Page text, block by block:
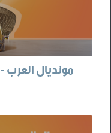
مونديال العرب -12/18/2025 4:58:03 PM